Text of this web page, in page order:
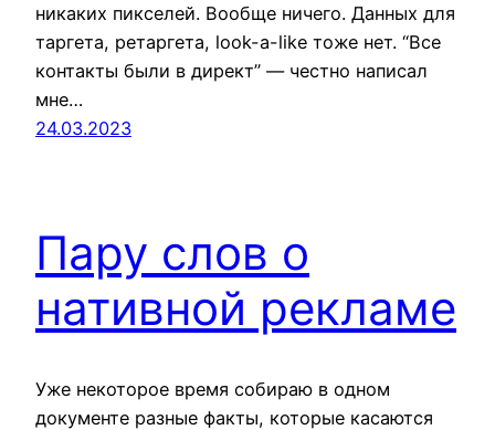
никаких пикселей. Вообще ничего. Данных для
таргета, ретаргета, look-a-like тоже нет. “Все
контакты были в директ” — честно написал
мне…
24.03.2023
Пару слов о
нативной рекламе
Уже некоторое время собираю в одном
документе разные факты, которые касаются